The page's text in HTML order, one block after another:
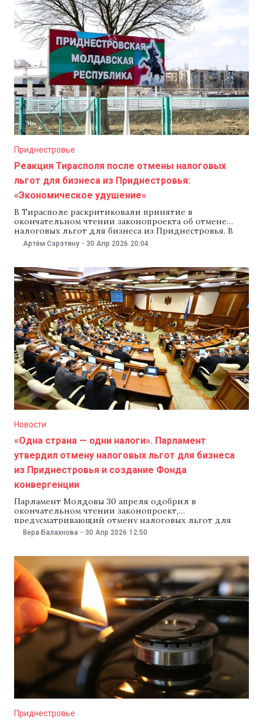
Приднестровье
Реакция Тирасполя после отмены налоговых
льгот для бизнеса из Приднестровья:
«Экономическое удушение»
В Тирасполе раскритиковали принятие в
окончательном чтении законопроекта об отмене
налоговых льгот для бизнеса из Приднестровья. В
внешнеполитическом ведомстве непризнанного
ПМР сообщили, что эта мера представляет собой
заявлении ведомство утверждает, что отмена
налоговых льгот для компаний с Левого берега
Днестра — это «форма давления». Тирасполь обвинил
Кишинев в
Артём Сэрэтяну - 30 Апр 2026 20:04
Новости
«Одна страна — одни налоги». Парламент
утвердил отмену налоговых льгот для бизнеса
из Приднестровья и создание Фонда
конвергенции
Парламент Молдовы 30 апреля одобрил в
окончательном чтении законопроект,
предусматривающий отмену налоговых льгот для
бизнеса из Приднестровья и создание Фонда
конвергенции. Об этом сообщил депутат от партии
добавив, что полная реализация этих мер принесет в
государственный бюджет около 3,3 млрд леев в год.
Проект,
Вера Балахнова - 30 Апр 2026 12:50
Приднестровье